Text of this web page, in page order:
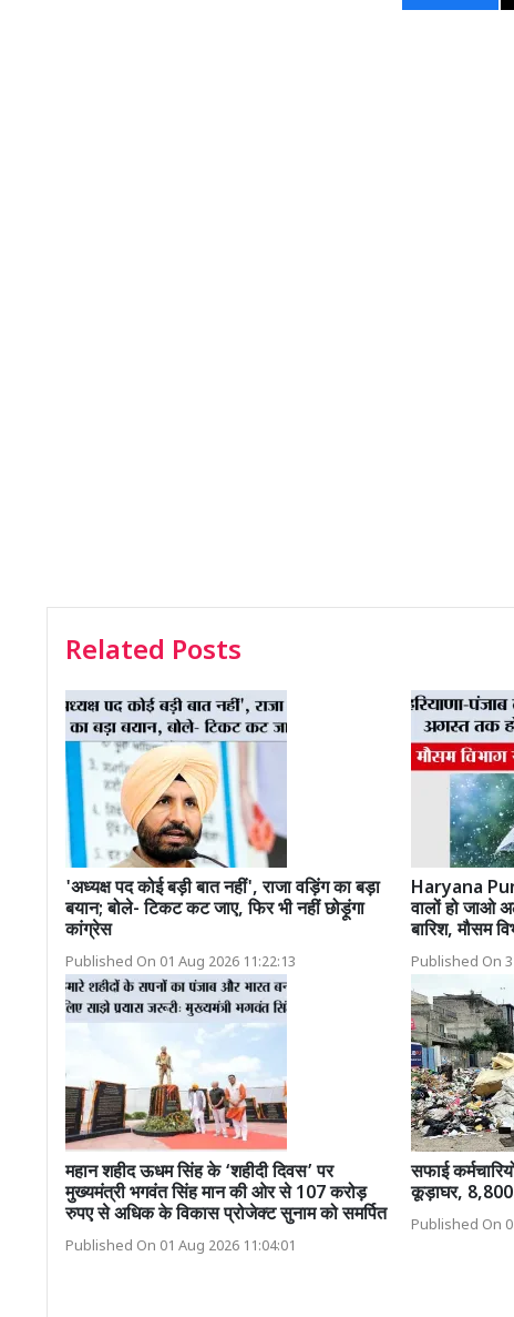
Related Posts
'अध्यक्ष पद कोई बड़ी बात नहीं', राजा वड़िंग का बड़ा
बयान; बोले- टिकट कट जाए, फिर भी नहीं छोड़ूंगा
कांग्रेस
Published On 01 Aug 2026 11:22:13
Haryana
वालों हो जाओ
बारिश, मौसम
Published On
महान शहीद ऊधम सिंह के ‘शहीदी दिवस’ पर
मुख्यमंत्री भगवंत सिंह मान की ओर से 107 करोड़
रुपए से अधिक के विकास प्रोजेक्ट सुनाम को समर्पित
Published On 01 Aug 2026 11:04:01
सफाई
कूड़ाघर, 8,800
Published On